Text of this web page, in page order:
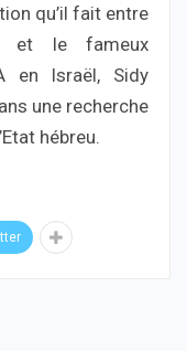
qu’il fait entre
et le fameux
en Israël, Sidy
une recherche
hébreu.